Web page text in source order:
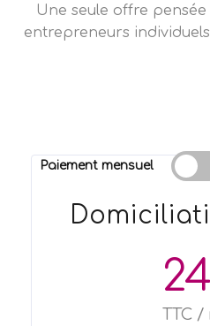
Une seule offre
entrepreneurs
Paiement mensuel
24
TTC /